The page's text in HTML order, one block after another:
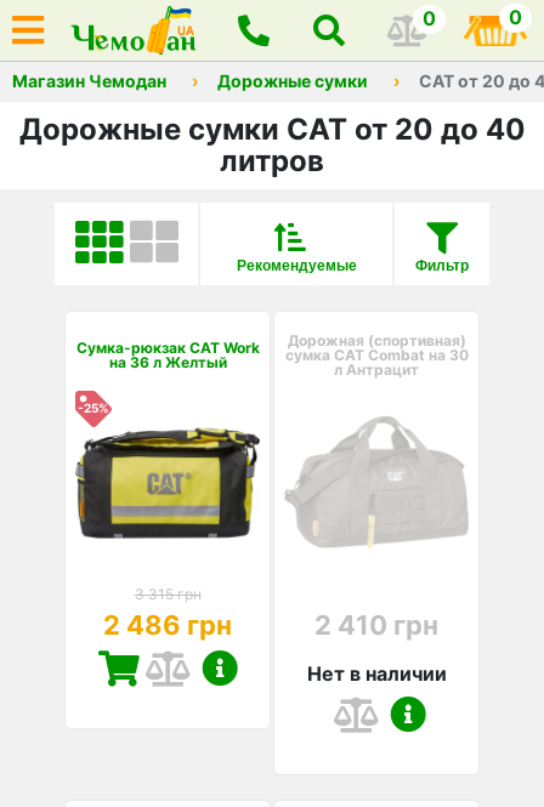
0 0
Магазин Чемодан Дорожные сумки CAT от 20 до
Дорожные сумки CAT от 20 до 40
литров
Фильтр
Рекомендуемые
Сумка-рюкзак CAT Work
на 36 л Желтый
-25%
3 315 грн
2 486 грн
Дорожная (спортивная)
сумка CAT Combat на 30
л Антрацит
2 410 грн
Нет в наличии